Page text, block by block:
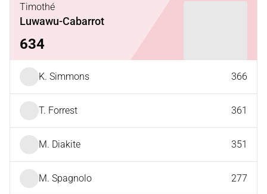
Timothé
Luwawu-Cabarrot
634
K. Simmons 366
T. Forrest 361
M. Diakite 351
M. Spagnolo 277